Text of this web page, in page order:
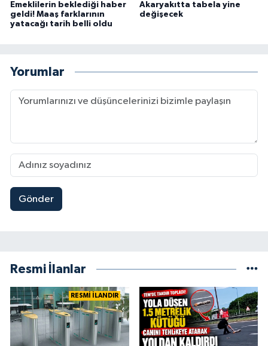
Emeklilerin beklediği haber
geldi! Maaş farklarının
yatacağı tarih belli oldu
Akaryakıtta tabela yine
değişecek
Yorumlar
Gönder
Resmi İlanlar
RESMİ İLANDIR